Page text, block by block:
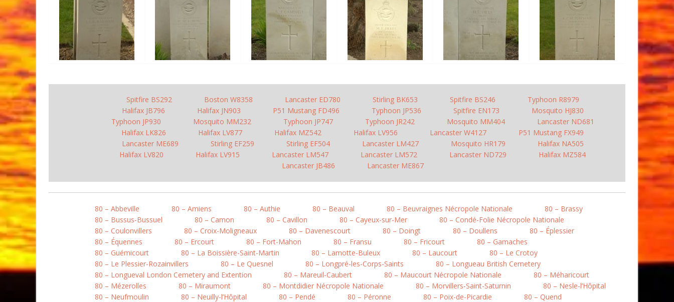
Spitfire BS292 Boston W8358 Lancaster ED780 Stirling BK653 Spitfire BS246
Typhoon R8979
Halifax JB796
Halifax JN903 P51 Mustang FD496 Typhoon JP536 Spitfire EN173
Mosquito HJ830
Typhoon JP930
Mosquito MM232 Typhoon JP747 Typhoon JR242 Mosquito MM404
Lancaster ND681
Halifax LK826
Halifax LV877 Halifax MZ542 Halifax LV956 Lancaster W4127
P51 Mustang FX949
Lancaster ME689
Stirling EF259 Stirling EF504 Lancaster LM427 Mosquito HR179
Halifax NA505
Halifax LV820
Halifax LV915 Lancaster LM547 Lancaster LM572 Lancaster ND729
Halifax MZ584
Lancaster JB486
Lancaster ME867
80 – Abbeville 80 – Amiens 80 – Authie 80 – Beauval 80 – Beuvraignes Nécropole Nationale
80 – Brassy
80 – Bussus-Bussuel
80 – Camon 80 – Cavillon 80 – Cayeux-sur-Mer
80 – Condé-Folie Nécropole Nationale
80 – Coulonvillers
80 – Croix-Moligneaux 80 – Davenescourt 80 – Doingt 80 – Doullens
80 – Éplessier
80 – Équennes
80 – Ercourt 80 – Fort-Mahon 80 – Fransu 80 – Fricourt
80 – Gamaches
80 – Guémicourt
80 – La Boissière-Saint-Martin 80 – Lamotte-Buleux 80 – Laucourt
80 – Le Crotoy
80 – Le Plessier-Rozainvillers
80 – Le Quesnel 80 – Longpré-les-Corps-Saints
80 – Longueau British Cemetery
80 – Longueval London Cemetery and Extention
80 – Mareuil-Caubert 80 – Maucourt Nécropole Nationale
80 – Méharicourt
80 – Mézerolles
80 – Miraumont 80 – Montdidier Nécropole Nationale 80 – Morvillers-Saint-Saturnin
80 – Nesle-l’Hôpital
80 – Neufmoulin
80 – Neuilly-l’Hôpital 80 – Pendé 80 – Péronne 80 – Poix-de-Picardie 80 – Quend